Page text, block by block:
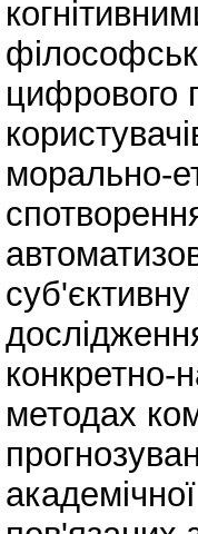
цифрового
морально-
конкретно-
методах